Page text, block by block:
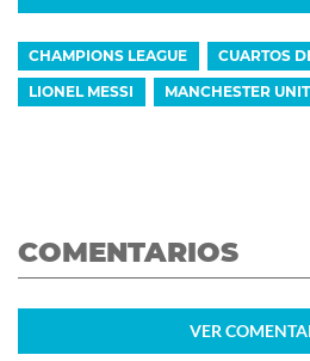
CHAMPIONS LEAGUE CUARTOS
LIONEL MESSI MANCHESTER
COMENTARIOS
VER